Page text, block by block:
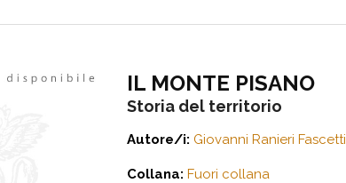
IL MONTE PISANO
Storia del territorio
Autore/i: Giovanni Ranieri Fascetti
Collana: Fuori collana